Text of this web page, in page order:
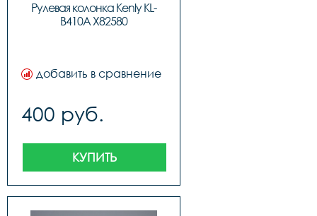
Рулевая колонка Kenly KL-
B410A X82580
добавить в сравнение
400 руб.
КУПИТЬ